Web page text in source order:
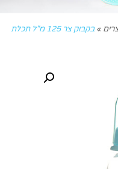
» בקבוק צר 125 מ"ל תכלת